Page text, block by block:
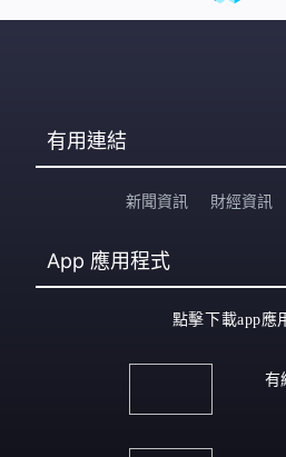
有用連結
新聞資訊 財經資訊
App 應用程式
點擊下載app應
有